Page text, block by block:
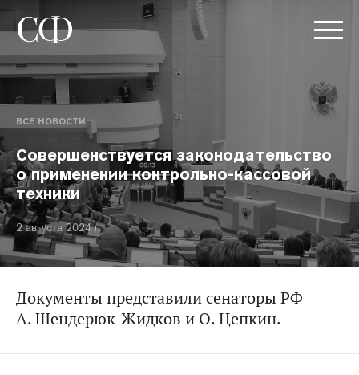
ВСЕ НОВОСТИ
Совершенствуется законодательство
о применении контрольно-кассовой
техники
2 августа 2024 г.
Документы представили сенаторы РФ
А. Шендерюк-Жидков и О. Цепкин.